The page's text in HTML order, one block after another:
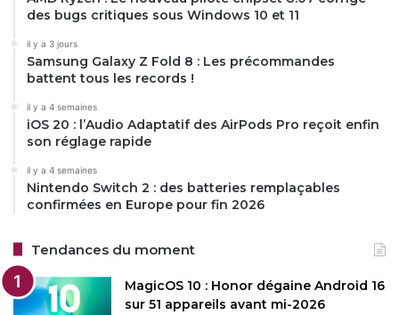
malware, utilise un antivirus pour le mettre en quarantaine
ou le supprimer, mais ne touche pas au fichier légitime
dans System32
En résumé
Conhost.exeest un processus normal de Windows qui
PowerShell. Il est léger, signé par Microsoft, et situé
dansC:\Windows\System32. Si tu vois quelque chose de
vérifie son authenticité et scanne le PC sans attendre.
Avec ces précautions, tu peux dormir tranquille !
des bugs critiques sous Windows 10 et 11
il y a 3 jours
Samsung Galaxy Z Fold 8 : Les précommandes
battent tous les records !
il y a 4 semaines
iOS 20 : l’Audio Adaptatif des AirPods Pro reçoit enfin
son réglage rapide
il y a 4 semaines
Nintendo Switch 2 : des batteries remplaçables
confirmées en Europe pour fin 2026
Tendances du moment
MagicOS 10 : Honor dégaine Android 16
sur 51 appareils avant mi-2026